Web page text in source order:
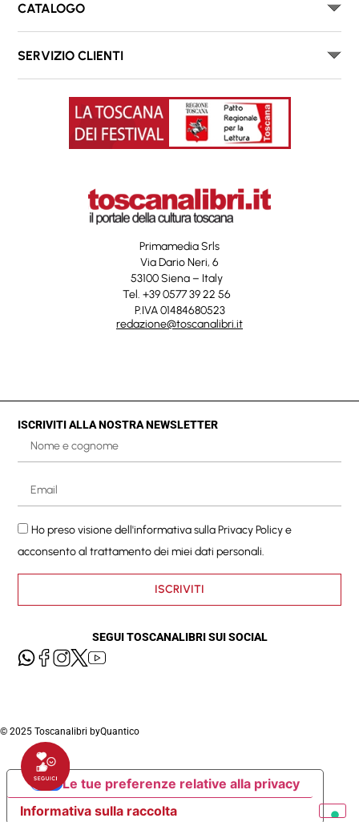
CATALOGO
SERVIZIO CLIENTI
Primamedia Srls
Via Dario Neri, 6
53100 Siena – Italy
Tel. +39 0577 39 22 56
P.IVA 01484680523
redazione@toscanalibri.it
ISCRIVITI ALLA NOSTRA NEWSLETTER
Ho preso visione dell'informativa sullaPrivacy Policye
acconsento al trattamento dei miei dati personali.
ISCRIVITI
SEGUI TOSCANALIBRI SUI SOCIAL
© 2025 Toscanalibri byQuantico
Informativa sulla raccolta
Le tue preferenze relative alla privacy